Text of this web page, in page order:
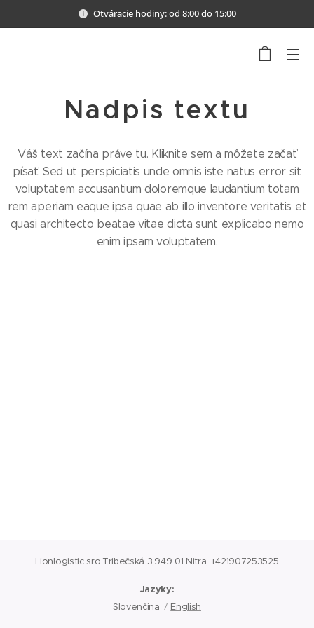
Otváracie hodiny: od 8:00 do 15:00
Nadpis textu
Váš text začína práve tu. Kliknite sem a môžete začať
písať. Sed ut perspiciatis unde omnis iste natus error sit
voluptatem accusantium doloremque laudantium totam
rem aperiam eaque ipsa quae ab illo inventore veritatis et
quasi architecto beatae vitae dicta sunt explicabo nemo
enim ipsam voluptatem.
Lionlogistic sro.Tribečská 3,949 01 Nitra, +421907253525
Jazyky
Slovenčina
English